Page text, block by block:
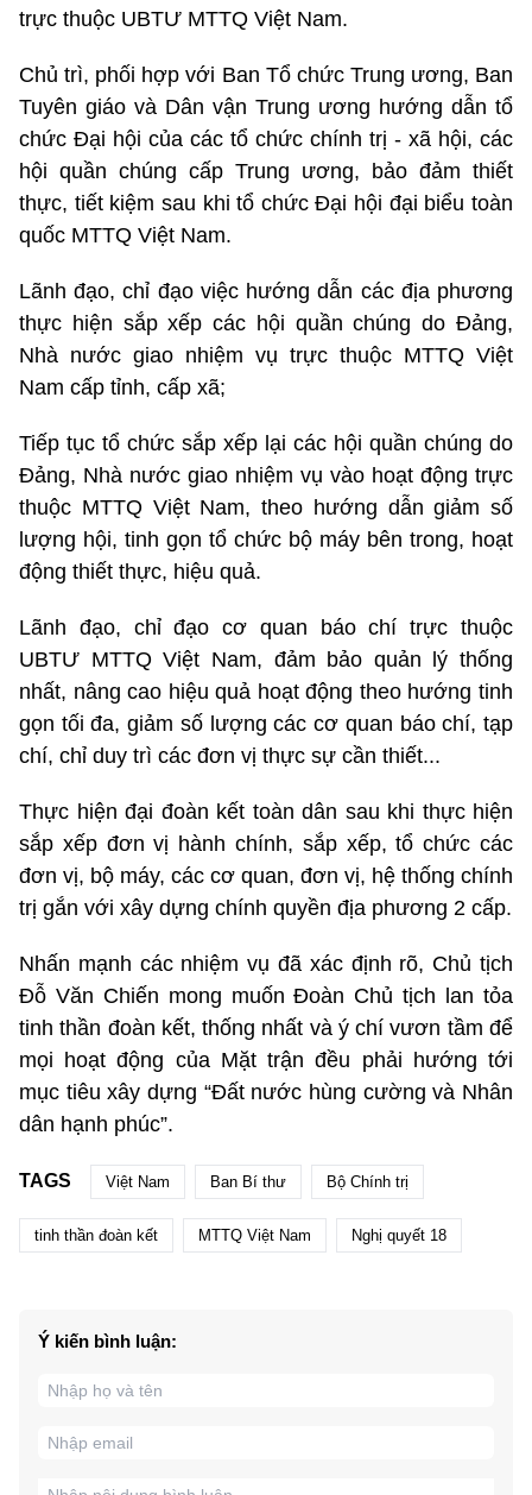
trực thuộc UBTƯ MTTQ Việt Nam.
Chủ trì, phối hợp với Ban Tổ chức Trung ương, Ban
Tuyên giáo và Dân vận Trung ương hướng dẫn tổ
chức Đại hội của các tổ chức chính trị - xã hội, các
hội quần chúng cấp Trung ương, bảo đảm thiết
thực, tiết kiệm sau khi tổ chức Đại hội đại biểu toàn
quốc MTTQ Việt Nam.
Lãnh đạo, chỉ đạo việc hướng dẫn các địa phương
thực hiện sắp xếp các hội quần chúng do Đảng,
Nhà nước giao nhiệm vụ trực thuộc MTTQ Việt
Nam cấp tỉnh, cấp xã;
Tiếp tục tổ chức sắp xếp lại các hội quần chúng do
Đảng, Nhà nước giao nhiệm vụ vào hoạt động trực
thuộc MTTQ Việt Nam, theo hướng dẫn giảm số
lượng hội, tinh gọn tổ chức bộ máy bên trong, hoạt
động thiết thực, hiệu quả.
Lãnh đạo, chỉ đạo cơ quan báo chí trực thuộc
UBTƯ MTTQ Việt Nam, đảm bảo quản lý thống
nhất, nâng cao hiệu quả hoạt động theo hướng tinh
gọn tối đa, giảm số lượng các cơ quan báo chí, tạp
chí, chỉ duy trì các đơn vị thực sự cần thiết...
Thực hiện đại đoàn kết toàn dân sau khi thực hiện
sắp xếp đơn vị hành chính, sắp xếp, tổ chức các
đơn vị, bộ máy, các cơ quan, đơn vị, hệ thống chính
trị gắn với xây dựng chính quyền địa phương 2 cấp.
Nhấn mạnh các nhiệm vụ đã xác định rõ, Chủ tịch
Đỗ Văn Chiến mong muốn Đoàn Chủ tịch lan tỏa
tinh thần đoàn kết, thống nhất và ý chí vươn tầm để
mọi hoạt động của Mặt trận đều phải hướng tới
mục tiêu xây dựng “Đất nước hùng cường và Nhân
dân hạnh phúc”.
TAGS Việt Nam Ban Bí thư Bộ Chính trị
tinh thần đoàn kết MTTQ Việt Nam Nghị quyết 18
Ý kiến bình luận: